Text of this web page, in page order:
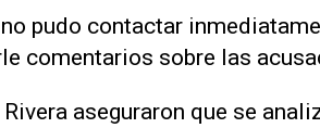
pudo contactar
comentarios sobre las
Rivera aseguraron que se